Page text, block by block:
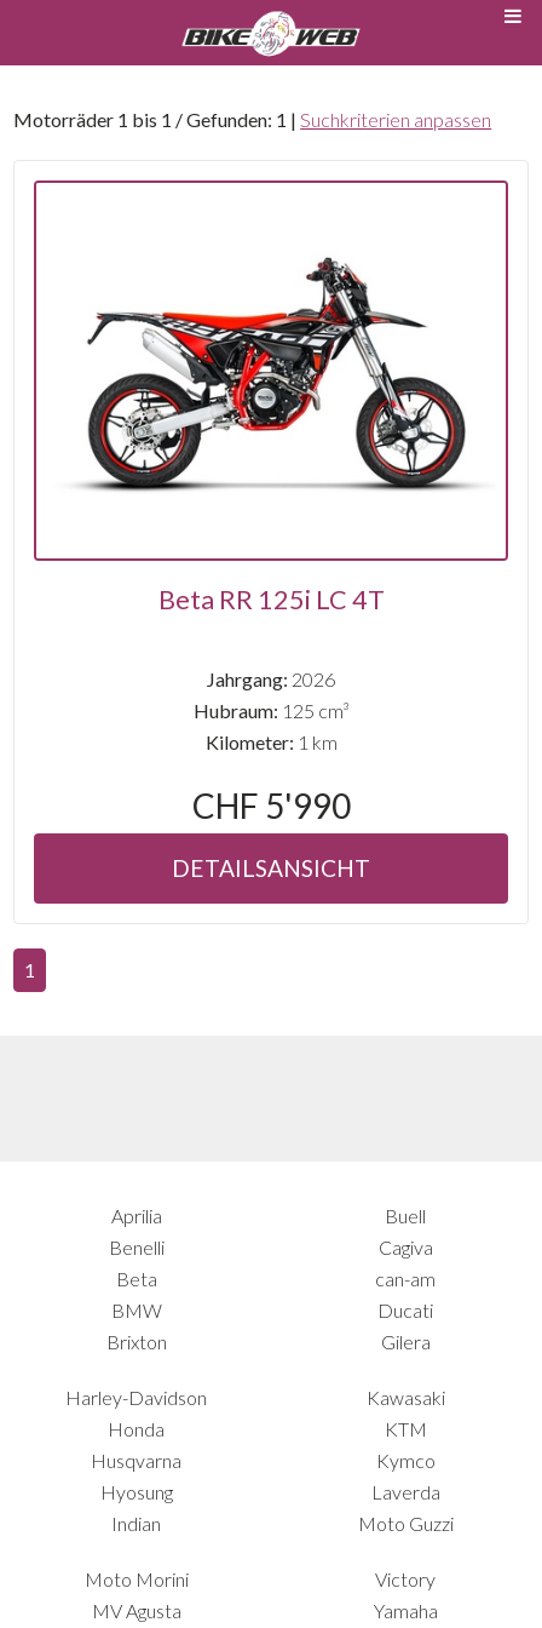
Motorräder 1 bis 1 / Gefunden: 1 |Suchkriterien anpassen
Beta RR 125i LC 4T
Jahrgang: 2026
Hubraum: 125 cm³
Kilometer: 1 km
CHF 5'990
DETAILSANSICHT
1
Aprilia
Benelli
Beta
BMW
Brixton
Buell
Cagiva
can-am
Ducati
Gilera
Harley-Davidson
Honda
Husqvarna
Hyosung
Indian
Kawasaki
KTM
Kymco
Laverda
Moto Guzzi
Moto Morini
MV Agusta
Victory
Yamaha